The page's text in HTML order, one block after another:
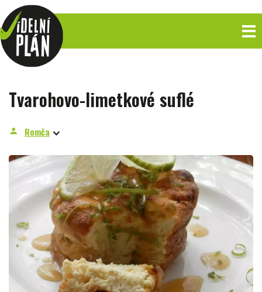
Tvarohovo-limetkové suflé
person Romča